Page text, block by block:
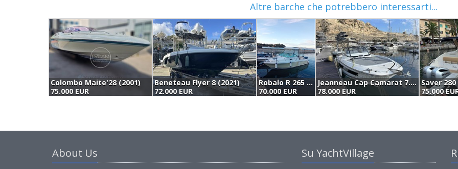
Altre barche che potrebbero interessarti...
Colombo Maite'28 (2001)
75.000 EUR
Beneteau Flyer 8 (2021)
72.000 EUR
Robalo R 265 (2007)
70.000 EUR
Jeanneau Cap Camarat 7.5 Wa S3 (2022)
78.000 EUR
75.000
About Us Su YachtVillage